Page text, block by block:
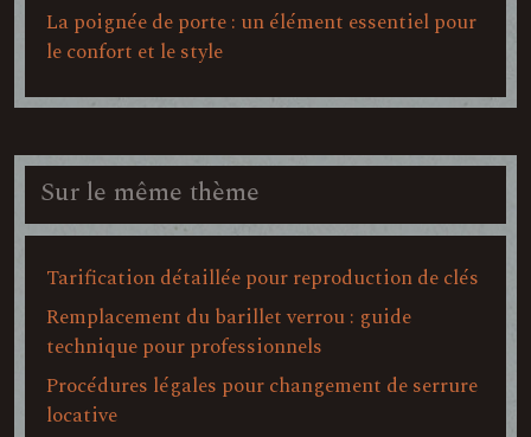
La poignée de porte : un élément essentiel pour
le confort et le style
Sur le même thème
Tarification détaillée pour reproduction de clés
Remplacement du barillet verrou : guide
technique pour professionnels
Procédures légales pour changement de serrure
locative